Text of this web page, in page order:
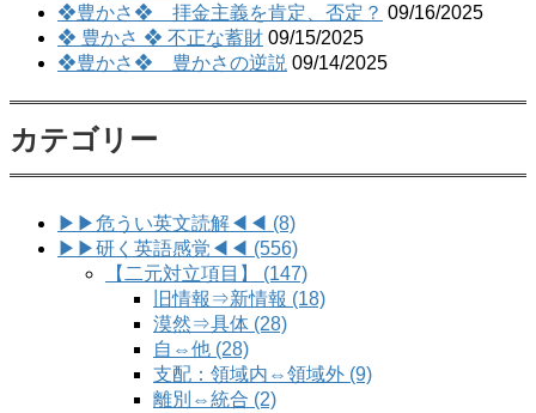
❖豊かさ❖ 拝金主義を肯定、否定？ 09/16/2025
❖ 豊かさ ❖ 不正な蓄財 09/15/2025
❖豊かさ❖ 豊かさの逆説 09/14/2025
カテゴリー
▶▶危うい英文読解◀◀ (8)
▶▶研く英語感覚◀◀ (556)
【二元対立項目】 (147)
旧情報⇒新情報 (18)
漠然⇒具体 (28)
自⇔他 (28)
支配：領域内⇔領域外 (9)
離別⇔統合 (2)